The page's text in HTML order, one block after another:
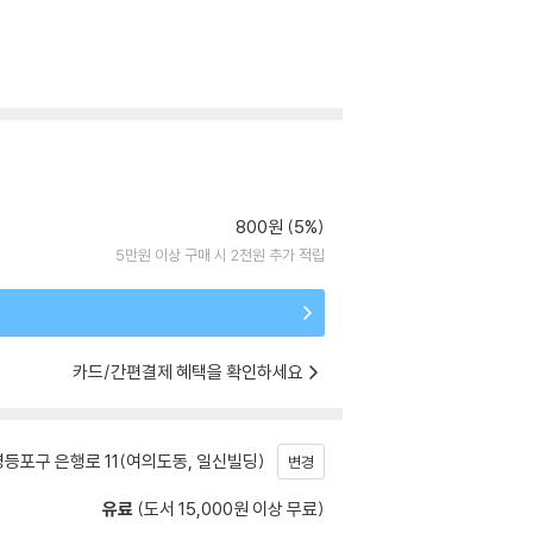
800원 (5%)
5만원 이상 구매 시 2천원 추가 적립
카드/간편결제 혜택을 확인하세요
포구 은행로 11(여의도동, 일신빌딩) 변경
유료 (도서 15,000원 이상 무료)